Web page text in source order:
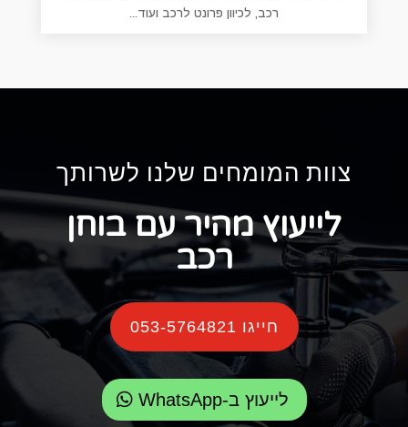
רכב, לכיוון פרונט לרכב ועוד...
צוות המומחים שלנו לשרותך
לייעוץ מהיר עם בוחן
רכב
חייגו 053-5764821
לייעוץ ב-WhatsApp